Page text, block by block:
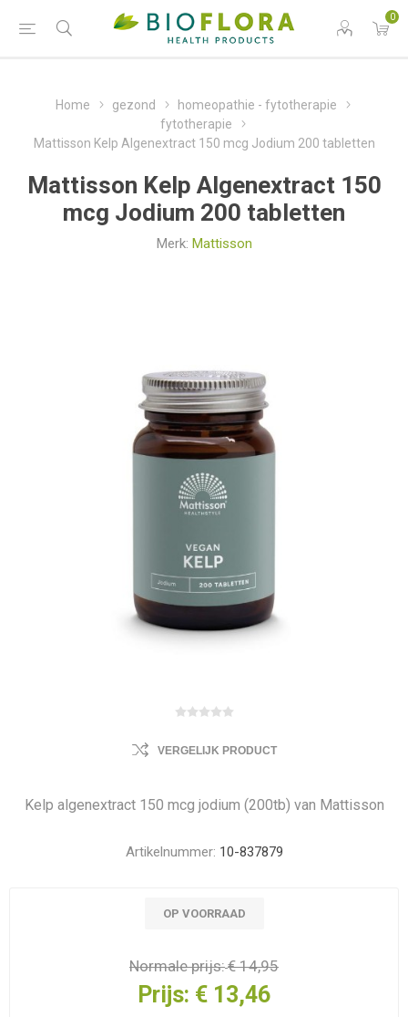
0
Home gezond
homeopathie - fytotherapie
fytotherapie
Mattisson Kelp Algenextract 150 mcg Jodium 200 tabletten
Mattisson Kelp Algenextract 150
mcg Jodium 200 tabletten
Merk: Mattisson
VERGELIJK PRODUCT
Kelp algenextract 150 mcg jodium (200tb) van Mattisson
Artikelnummer: 10-837879
OP VOORRAAD
Normale prijs:€ 14,95
Prijs: € 13,46